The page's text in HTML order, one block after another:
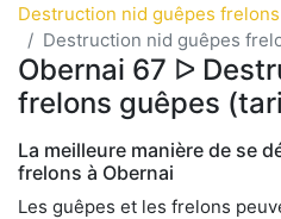
Destruction nid guêpes frelons
Destruction nid guêpes
Obernai 67 ᐅ
frelons guêpes
La meilleure manière de se
frelons à Obernai
Les guêpes et les frelons